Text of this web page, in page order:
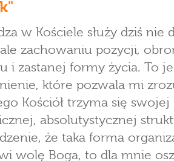
w Kościele służy dziś nie
zachowaniu pozycji,
i zastanej formy życia. To
które pozwala mi
Kościół trzyma się swojej
absolutystycznej
że taka forma
wolę Boga, to dla mnie